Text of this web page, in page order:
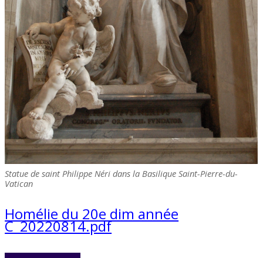
Statue de saint Philippe Néri dans la Basilique Saint-Pierre-du-
Vatican
Homélie du 20e dim année
C_20220814.pdf